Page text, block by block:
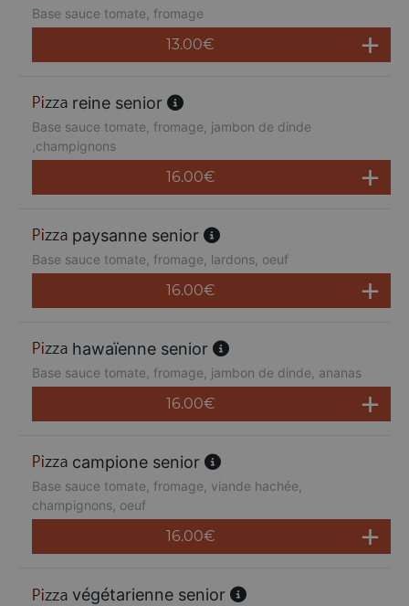
Base sauce tomate, fromage
13.00€
reine senior
Base sauce tomate, fromage, jambon de dinde
,champignons
16.00€
paysanne senior
Base sauce tomate, fromage, lardons, oeuf
16.00€
hawaïenne senior
Base sauce tomate, fromage, jambon de dinde, ananas
16.00€
campione senior
Base sauce tomate, fromage, viande hachée,
champignons, oeuf
16.00€
végétarienne senior